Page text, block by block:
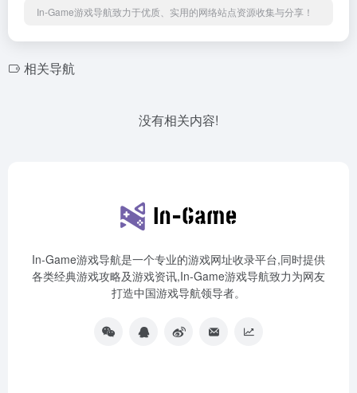
In-Game游戏导航致力于优质、实用的网络站点资源收集与分享！
相关导航
没有相关内容!
In-Game游戏导航是一个专业的游戏网址收录平台,同时提供
各类经典游戏攻略及游戏资讯,In-Game游戏导航致力为网友
打造中国游戏导航领导者。